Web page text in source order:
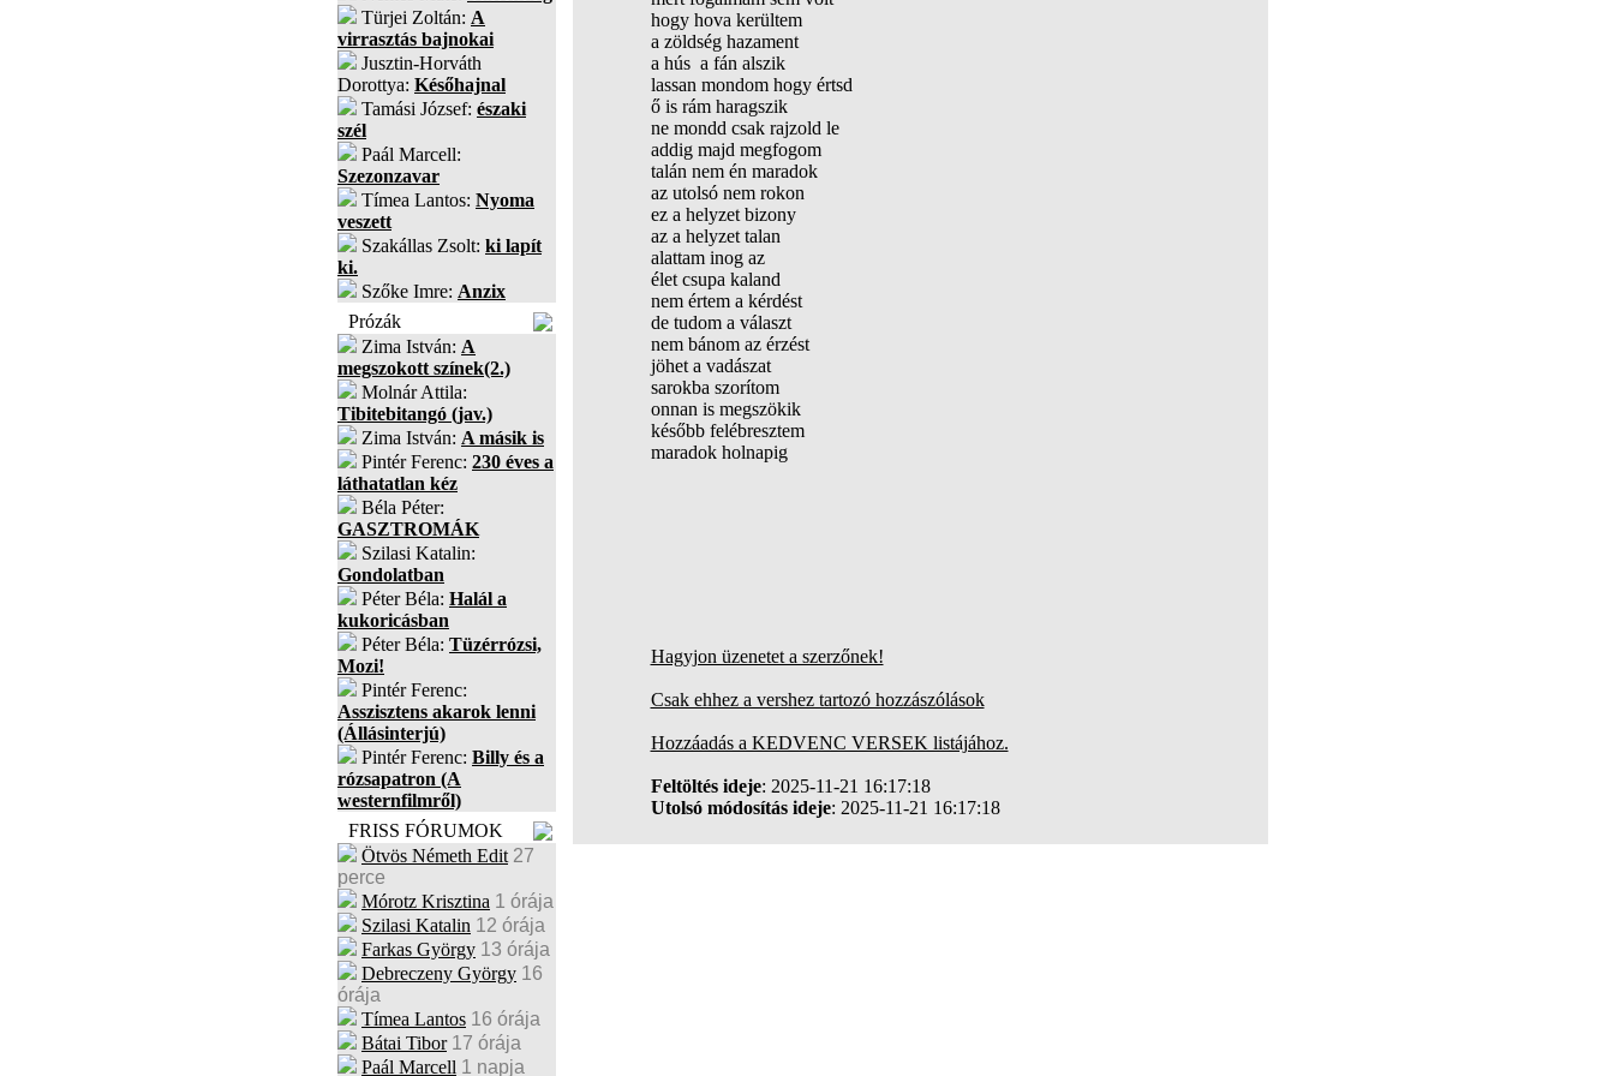
Türjei Zoltán: A
virrasztás bajnokai
Jusztin-Horváth
Dorottya: Későhajnal
Tamási József: északi
szél
Paál Marcell:
Szezonzavar
Tímea Lantos: Nyoma
veszett
Szakállas Zsolt: ki lapít
ki.
Szőke Imre: Anzix
Prózák
Zima István: A
megszokott színek(2.)
Molnár Attila:
Tibitebitangó (jav.)
Zima István: A másik is
Pintér Ferenc: 230 éves a
láthatatlan kéz
Béla Péter:
GASZTROMÁK
Szilasi Katalin:
Gondolatban
Péter Béla: Halál a
kukoricásban
Péter Béla: Tüzérrózsi,
Mozi!
Pintér Ferenc:
Asszisztens akarok lenni
(Állásinterjú)
Pintér Ferenc: Billy és a
rózsapatron (A
westernfilmről)
FRISS FÓRUMOK
Ötvös Németh Edit 27
perce
Mórotz Krisztina 1 órája
Szilasi Katalin 12 órája
Farkas György 13 órája
Debreczeny György 16
órája
Tímea Lantos 16 órája
Bátai Tibor 17 órája
Paál Marcell 1 napja
hogy hova kerültem
a zöldség hazament
a hús a fán alszik
lassan mondom hogy értsd
ő is rám haragszik
ne mondd csak rajzold le
addig majd megfogom
talán nem én maradok
az utolsó nem rokon
ez a helyzet bizony
az a helyzet talan
alattam inog az
élet csupa kaland
nem értem a kérdést
de tudom a választ
nem bánom az érzést
jöhet a vadászat
sarokba szorítom
onnan is megszökik
később felébresztem
maradok holnapig
Hagyjon üzenetet a szerzőnek!
Csak ehhez a vershez tartozó hozzászólások
Hozzáadás a KEDVENC VERSEK listájához.
Feltöltés ideje: 2025-11-21 16:17:18
Utolsó módosítás ideje: 2025-11-21 16:17:18